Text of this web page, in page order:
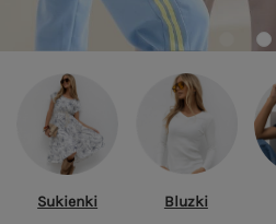
Sukienki Bluzki